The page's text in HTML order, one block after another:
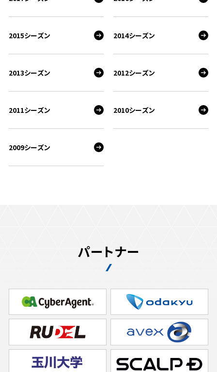
2015シーズン 2014シーズン
2013シーズン 2012シーズン
2011シーズン 2010シーズン
2009シーズン
パートナー